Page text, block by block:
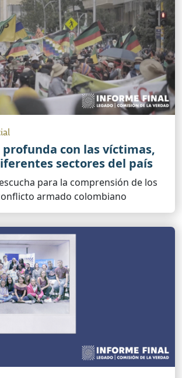
profunda con las víctimas,
sectores del país
para la comprensión de los
armado colombiano